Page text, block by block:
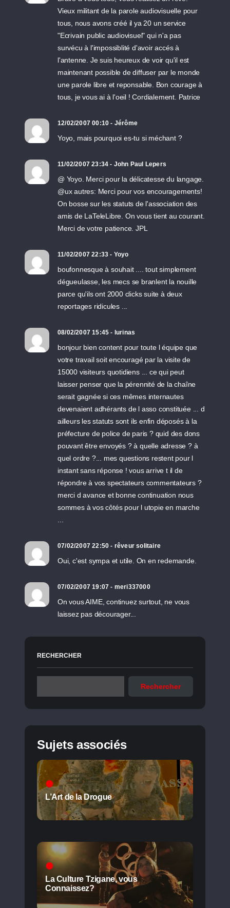
Vieux militant de la parole audiovisuelle pour
tous, nous avons créé il ya 20 un service
"Ecrivain public audiovisuel" qui n'a pas
survécu à l'impossiblité d'avoir accés à
l'antenne. Je suis heureux de voir qu'il est
maintenant possible de diffuser par le monde
une parole libre et reponsable. Bon courage à
tous, je vous ai à l'oeil ! Cordialement. Patrice
12/02/2007 00:10 - Jérôme
Yoyo, mais pourquoi es-tu si méchant ?
11/02/2007 23:34 - John Paul Lepers
@ Yoyo. Merci pour la délicatesse du langage.
@ux autres: Merci pour vos encouragements!
On bosse sur les statuts de l'association des
amis de LaTeleLibre. On vous tient au courant.
Merci de votre patience. JPL
11/02/2007 22:33 - Yoyo
boufonnesque à souhait .... tout simplement
dégueulasse, les mecs se branlent la nouille
parce qu'ils ont 2000 clicks suite à deux
reportages ridicules ...
08/02/2007 15:45 - lurinas
bonjour bien content pour toute l équipe que
votre travail soit encouragé par la visite de
15000 visiteurs quotidiens ... ce qui peut
laisser penser que la pérennité de la chaîne
serait gagnée si ces mêmes internautes
devenaient adhérants de l asso constituée ... d
ailleurs les statuts sont ils enfin déposés à la
préfecture de police de paris ? quid des dons
pouvant être envoyés ? à quelle adresse ? à
quel ordre ?... mes questions restent pour l
instant sans réponse ! vous arrive t il de
répondre à vos spectateurs commentateurs ?
merci d avance et bonne continuation nous
sommes à vos côtés pour l utopie en marche
07/02/2007 22:50 - rêveur solitaire
Oui, c'est sympa et utile. On en redemande.
07/02/2007 19:07 - meri337000
On vous AIME, continuez surtout, ne vous
laissez pas décourager...
RECHERCHER
Rechercher
Sujets associés
L’Art de la Drogue
La Culture Tzigane, vous
Connaissez?